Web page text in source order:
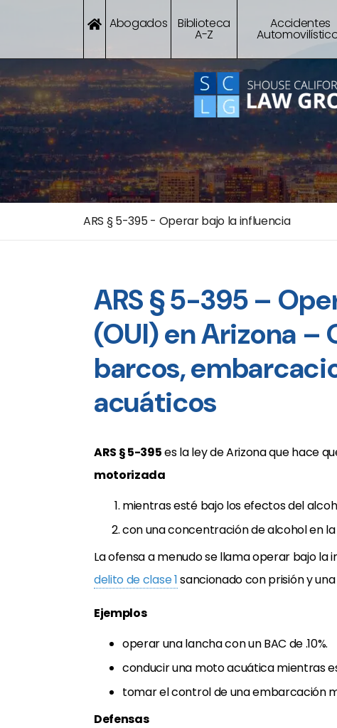
Abogados Biblioteca
A-Z
Accidentes
ARS § 5-395 - Operar bajo la influencia
ARS § 5-395 –
(OUI) en Arizona –
barcos,
acuáticos
ARS § 5-395es la ley de Arizona que hace
motorizada
mientras esté bajo los efectos del
con una concentración de alcohol en la
La ofensa a menudo se llama operar bajo la
delito de clase 1sancionado con prisión y
Ejemplos
operar una lancha con un BAC de .10%.
conducir una moto acuática mientras
tomar el control de una embarcación
Defensas